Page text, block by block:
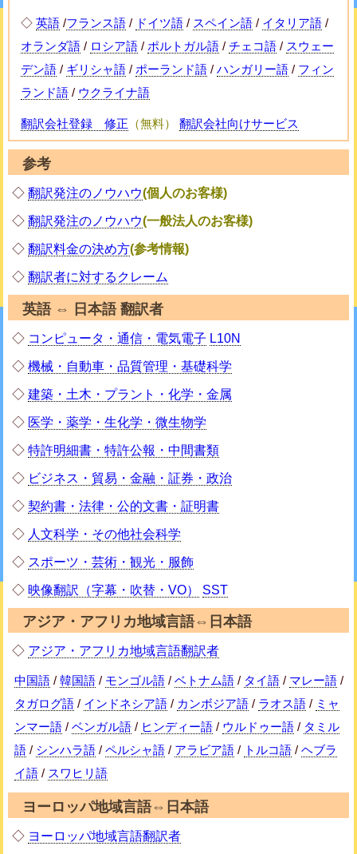
◇英語 /フランス語 / ドイツ語 / スペイン語 / イタリア語 /
オランダ語 / ロシア語 /ポルトガル語 /チェコ語 / スウェー
デン語 / ギリシャ語 /ポーランド語 /ハンガリー語 / フィン
ランド語 / ウクライナ語
翻訳会社登録 修正 （無料） 翻訳会社向けサービス
参考
◇翻訳発注のノウハウ(個人のお客様)
◇翻訳発注のノウハウ(一般法人のお客様)
◇翻訳料金の決め方(参考情報)
◇翻訳者に対するクレーム
英語 ⇔ 日本語 翻訳者
◇ コンピュータ・通信・電気電子 L10N
◇機械・自動車・品質管理・基礎科学
◇建築・土木・プラント・化学・金属
◇ 医学・薬学・生化学・微生物学
◇特許明細書・特許公報・中間書類
◇ ビジネス・貿易・金融・証券・政治
◇契約書・法律・公的文書・証明書
◇ 人文科学・その他社会科学
◇ スポーツ・芸術・観光・服飾
◇ 映像翻訳（字幕・吹替・VO） SST
アジア・アフリカ地域言語⇔日本語
◇ アジア・アフリカ地域言語翻訳者
中国語 /韓国語 / モンゴル語 /ベトナム語 / タイ語 / マレー語 /
タガログ語 / インドネシア語 / カンボジア語 / ラオス語 / ミャ
ンマー語 /ベンガル語 / ヒンディー語 / ウルドゥー語 / タミル
語 / シンハラ語 /ペルシャ語 / アラビア語 / トルコ語 /ヘブラ
イ語 / スワヒリ語
ヨーロッパ地域言語⇔日本語
◇ ヨーロッパ地域言語翻訳者